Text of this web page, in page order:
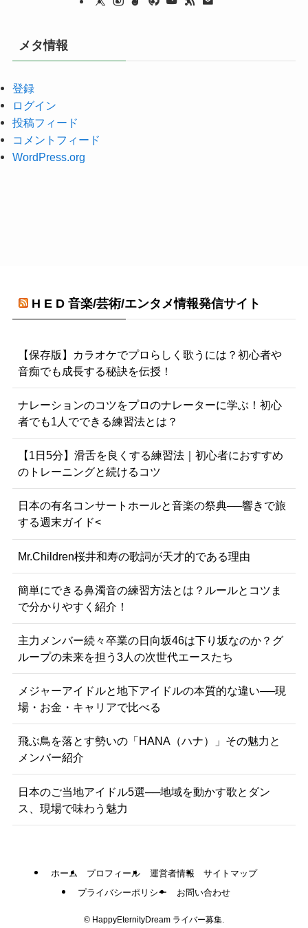
メタ情報
登録
ログイン
投稿フィード
コメントフィード
WordPress.org
H E D 音楽/芸術/エンタメ情報発信サイト
【保存版】カラオケでプロらしく歌うには？初心者や
音痴でも成長する秘訣を伝授！
ナレーションのコツをプロのナレーターに学ぶ！初心
者でも1人でできる練習法とは？
【1日5分】滑舌を良くする練習法｜初心者におすすめ
のトレーニングと続けるコツ
日本の有名コンサートホールと音楽の祭典──響きで旅
する週末ガイド<
Mr.Children桜井和寿の歌詞が天才的である理由
簡単にできる鼻濁音の練習方法とは？ルールとコツま
で分かりやすく紹介！
主力メンバー続々卒業の日向坂46は下り坂なのか？グ
ループの未来を担う3人の次世代エースたち
メジャーアイドルと地下アイドルの本質的な違い──現
場・お金・キャリアで比べる
飛ぶ鳥を落とす勢いの「HANA（ハナ）」その魅力と
メンバー紹介
日本のご当地アイドル5選──地域を動かす歌とダン
ス、現場で味わう魅力
ホーム プロフィール 運営者情報
サイトマップ
プライバシーポリシー
お問い合わせ
© HappyEternityDream ライバー募集.